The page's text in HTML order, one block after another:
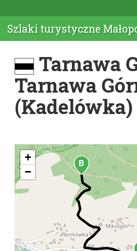
Szlaki turystyczne
Tarnawa
Tarnawa
(Kadelówka)
+
−